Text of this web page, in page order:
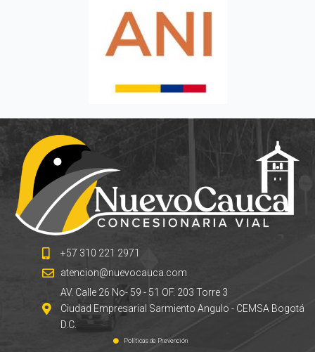
+57 310 221 2971
atencion@nuevocauca.com
AV. Calle 26 No- 59 - 51 OF. 203 Torre 3
Ciudad Empresarial Sarmiento Angulo - CEMSA Bogotá
D.C.
Políticas de Prevención